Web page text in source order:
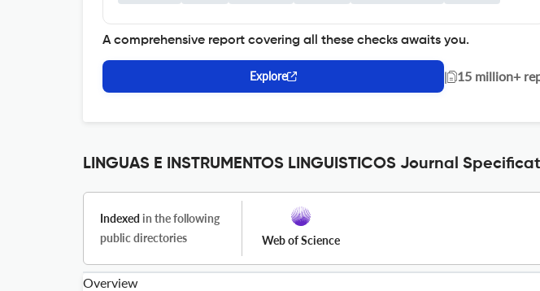
A comprehensive report covering all these checks awaits you.
Explore | 15 million+
LINGUAS E INSTRUMENTOS LINGUISTICOS Journal
Indexed in the following
public directories
Web of Science
Overview